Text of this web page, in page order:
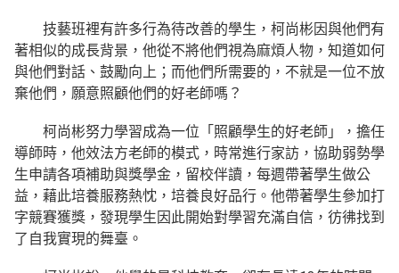
技藝班裡有許多行為待改善的學生，柯尚彬因與他們有
著相似的成長背景，他從不將他們視為麻煩人物，知道如何
與他們對話、鼓勵向上；而他們所需要的，不就是一位不放
棄他們，願意照顧他們的好老師嗎？
柯尚彬努力學習成為一位「照顧學生的好老師」，擔任
導師時，他效法方老師的模式，時常進行家訪，協助弱勢學
生申請各項補助與獎學金，留校伴讀，每週帶著學生做公
益，藉此培養服務熱忱，培養良好品行。他帶著學生參加打
字競賽獲獎，發現學生因此開始對學習充滿自信，彷彿找到
了自我實現的舞臺。